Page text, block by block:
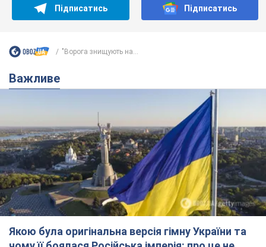
Якою була оригінальна версія гімну України та
чому її боялася Російська імперія: про це не
розповідають у школі
Державним символом є тільки перший куплет та приспів пісні
6 часов назад 27,4 т.
Олександру Пономарьову – 53: що
відомо про трьох дітей секс-
символа 90-х та який вигляд вони